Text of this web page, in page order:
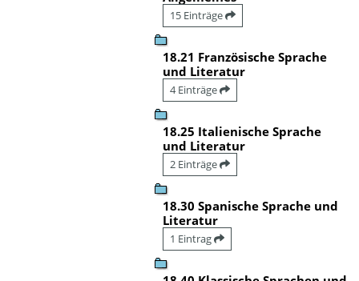
15 Einträge
18.21 Französische Sprache
und Literatur
4 Einträge
18.25 Italienische Sprache
und Literatur
2 Einträge
18.30 Spanische Sprache und
Literatur
1 Eintrag